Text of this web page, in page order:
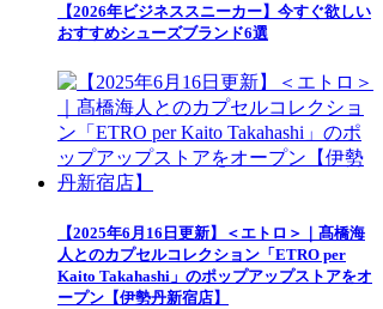
【2026年ビジネススニーカー】今すぐ欲しい
おすすめシューズブランド6選
【2025年6月16日更新】＜エトロ＞｜髙橋海
人とのカプセルコレクション「ETRO per
Kaito Takahashi」のポップアップストアをオ
ープン【伊勢丹新宿店】